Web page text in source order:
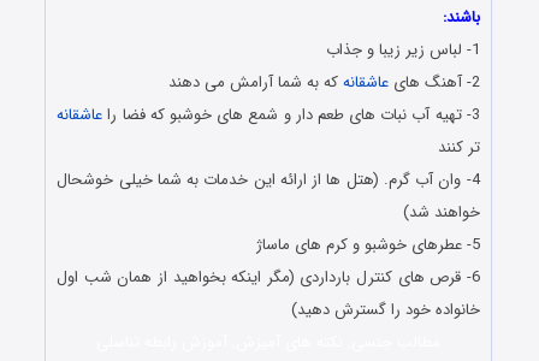
باشند:
1- لباس زیر زیبا و جذاب
2- آهنگ های
عاشقانهکه به شما آرامش می دهند
3- تهیه آب نبات های طعم دار و شمع های خوشبو که فضا را
عاشقانه
تر کنند
4- وان آب گرم. (هتل ها از ارائه این خدمات به شما خیلی خوشحال
خواهند شد)
5- عطرهای خوشبو و کرم های ماساژ
6- قرص های کنترل بارداردی (مگر اینکه بخواهید از همان شب اول
خانواده خود را گسترش دهید)